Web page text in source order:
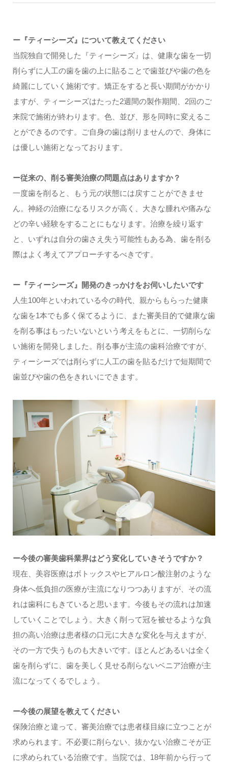
ー『ティーシーズ』について教えてください
当院独自で開発した『ティーシーズ』は、健康な歯を一切
削らずに人工の歯を歯の上に貼ることで歯並びや歯の色を
綺麗にしていく施術です。矯正をすると長い期間がかかり
ますが、ティーシーズはたった2週間の製作期間、2回のご
来院で施術が終わります。色、並び、形を同時に変えるこ
とができるのです。ご自身の歯は削りませんので、身体に
は優しい施術となっております。
ー従来の、削る審美治療の問題点はありますか？
一度歯を削ると、もう元の状態には戻すことができませ
ん。神経の治療になるリスクが高く、大きな腫れや痛みな
どの辛い経験をすることにもなります。治療を繰り返す
と、いずれは自分の歯さえ失う可能性もある為、歯を削る
際はよく考えてアプローチするべきです。
ー『ティーシーズ』開発のきっかけをお伺いしたいです
人生100年といわれている今の時代、親からもらった健康
な歯を1本でも多く保てるように、また審美目的で健康な歯
を削る事はもったいないという考えをもとに、一切削らな
い施術を開発しました。削る事が主流の歯科治療ですが、
ティーシーズでは削らずに人工の歯を貼るだけで短期間で
歯並びや歯の色をきれいにできます。
ー今後の審美歯科業界はどう変化していきそうですか？
現在、美容医療はボトックスやヒアルロン酸注射のような
身体へ低負担の医療が主流になりつつありますが、その流
れは歯科にもきていると思います。今後もその流れは加速
していくことでしょう。大きく削って冠を被せるような負
担の高い治療は患者様の口元に大きな変化を与えますが、
その一方で失うものも大きいです。ほとんどあるいは全く
歯を削らずに、歯を美しく見せる削らないベニア治療が主
流になってくるでしょう。
ー今後の展望を教えてください
保険治療と違って、審美治療では患者様目線に立つことが
求められます。不必要に削らない、抜かない治療こそが正
に求められている治療です。当院では、18年前から行って